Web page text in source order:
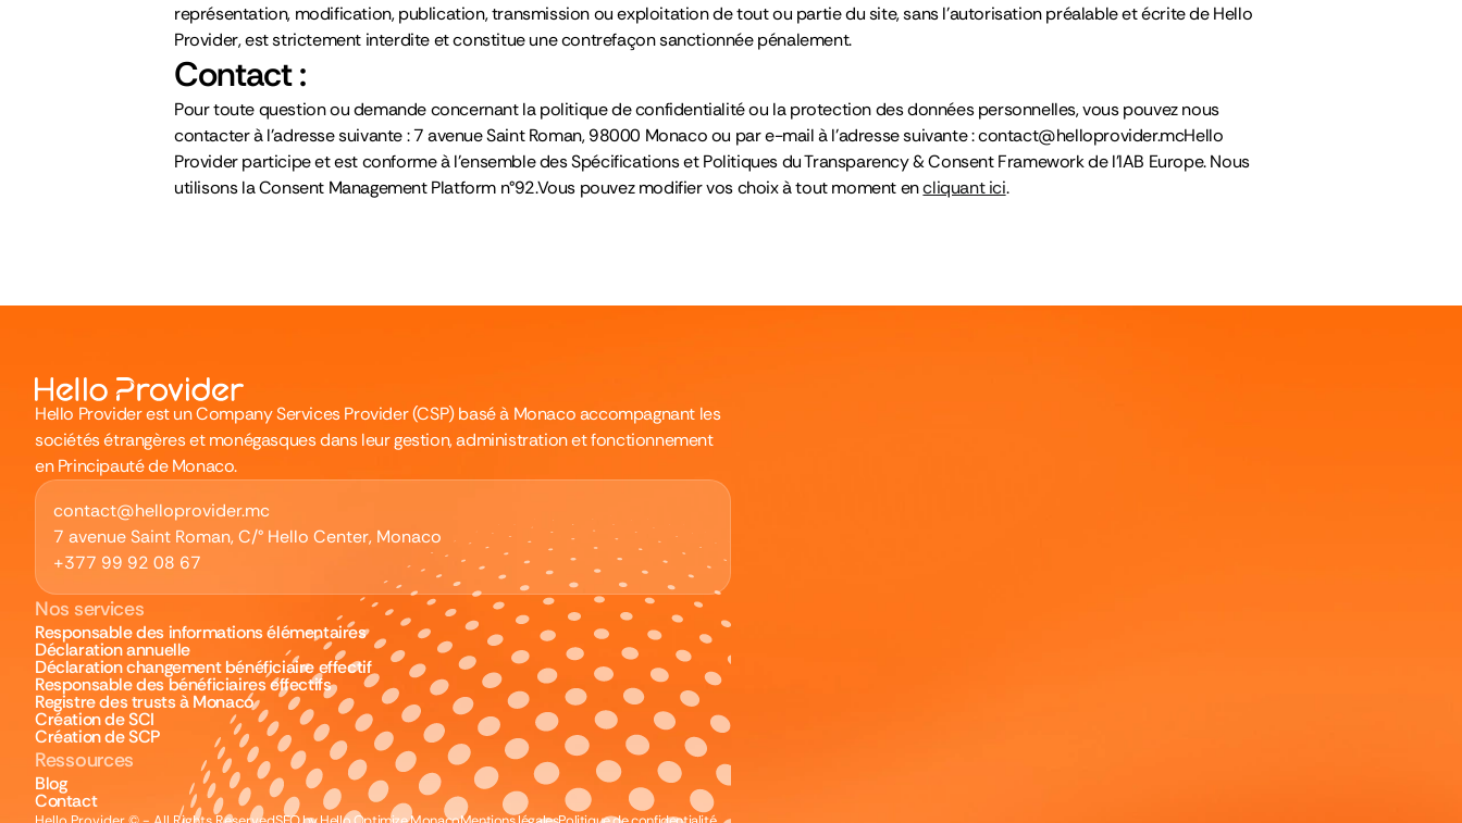
représentation, modification, publication, transmission ou exploitation de tout ou partie du site, sans l’autorisation préalable et écrite de Hello
Provider, est strictement interdite et constitue une contrefaçon sanctionnée pénalement.
Contact :
Pour toute question ou demande concernant la politique de confidentialité ou la protection des données personnelles, vous pouvez nous
contacter à l’adresse suivante : 7 avenue Saint Roman, 98000 Monaco ou par e-mail à l’adresse suivante : contact@helloprovider.mcHello
Provider participe et est conforme à l’ensemble des Spécifications et Politiques du Transparency & Consent Framework de l’IAB Europe. Nous
utilisons la Consent Management Platform n°92.Vous pouvez modifier vos choix à tout moment encliquant ici.
Hello Provider est un Company Services Provider (CSP) basé à Monaco accompagnant les
sociétés étrangères et monégasques dans leur gestion, administration et fonctionnement
en Principauté de Monaco.
contact@helloprovider.mc
7 avenue Saint Roman, C/° Hello Center, Monaco
+377 99 92 08 67
Nos services
Responsable des informations élémentaires
Déclaration annuelle
Déclaration changement bénéficiaire effectif
Responsable des bénéficiaires effectifs
Registre des trusts à Monaco
Création de SCI
Création de SCP
Ressources
Blog
Contact